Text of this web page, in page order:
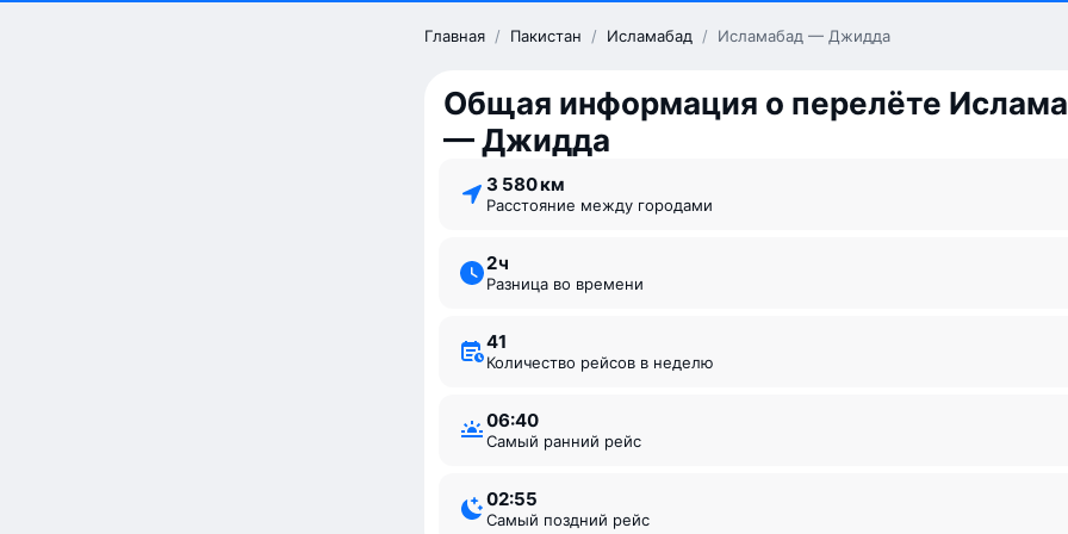
Главная / Пакистан / Исламабад / Исламабад — Джидда
Общая информация о перелёте
— Джидда
3 580 км
Расстояние между городами
2 ⁠ч
Разница во времени
41
Количество рейсов в неделю
06:40
Самый ранний рейс
02:55
Самый поздний рейс